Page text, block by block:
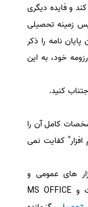
و فایده دیگری
زمینه تحصیلی
نامه را ذکر
خود، به این
کنید.
کامل آن را
افزار" کفایت نمی
های عمومی و
تخصصی تسلط دارید. آشنایی با اینترنت و MS OFFICE